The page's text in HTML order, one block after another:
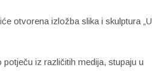
otvorena izložba slika i skulptura „U
iz različitih medija, stupaju u